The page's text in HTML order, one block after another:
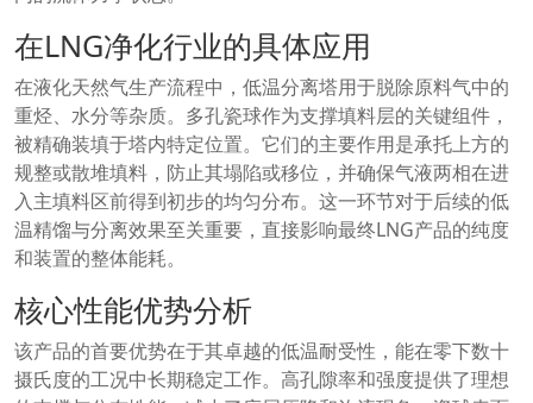
在LNG净化行业的具体应用
在液化天然气生产流程中，低温分离塔用于脱除原料气中的
重烃、水分等杂质。多孔瓷球作为支撑填料层的关键组件，
被精确装填于塔内特定位置。它们的主要作用是承托上方的
规整或散堆填料，防止其塌陷或移位，并确保气液两相在进
入主填料区前得到初步的均匀分布。这一环节对于后续的低
温精馏与分离效果至关重要，直接影响最终LNG产品的纯度
和装置的整体能耗。
核心性能优势分析
该产品的首要优势在于其卓越的低温耐受性，能在零下数十
摄氏度的工况中长期稳定工作。高孔隙率和强度提供了理想